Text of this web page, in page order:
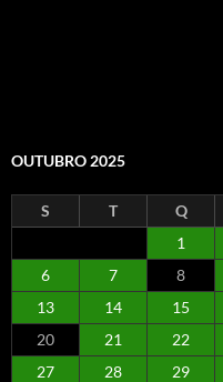
OUTUBRO 2025
S T Q
1
6
7 8
13
14 15
20
21 22
27
28 29